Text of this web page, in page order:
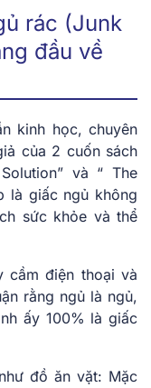
rác (Junk
đầu về
kinh học, chuyên
của 2 cuốn sách
và “ The
là giấc ngủ không
sức khỏe và thể
cầm điện thoại và
rằng ngủ là ngủ,
ấy 100% là giấc
đồ ăn vặt: Mặc